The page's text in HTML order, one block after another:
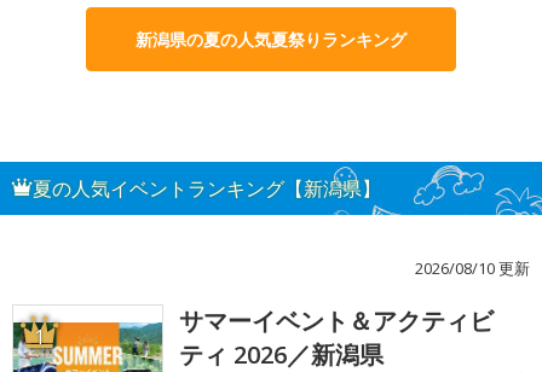
新潟県の夏の人気夏祭りランキング
夏の人気イベントランキング【新潟県】
2026/08/10 更新
1
サマーイベント＆アクティビ
ティ 2026／新潟県